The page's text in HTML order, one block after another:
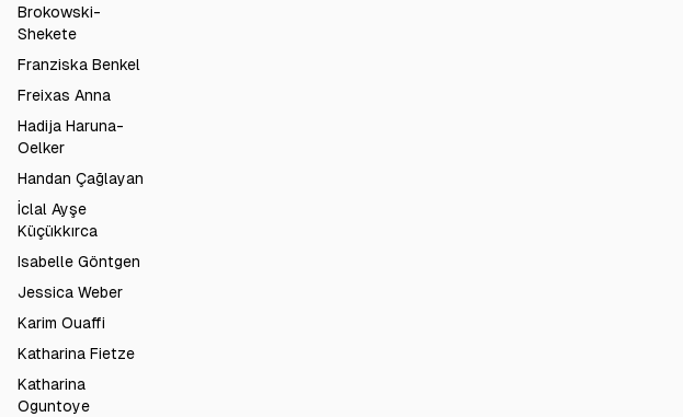
Brokowski-
Shekete
Franziska Benkel
Freixas Anna
Hadija Haruna-
Oelker
Handan Çağlayan
İclal Ayşe
Küçükkırca
Isabelle Göntgen
Jessica Weber
Karim Ouaffi
Katharina Fietze
Katharina
Oguntoye